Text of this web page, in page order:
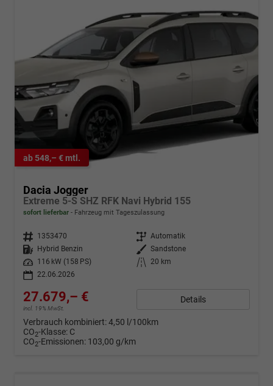
ab 548,– € mtl.
Dacia Jogger
Extreme 5-S SHZ RFK Navi Hybrid 155
sofort lieferbar Fahrzeug mit Tageszulassung
Fahrzeugnr. 1353470 Getriebe Automatik
Kraftstoff
Hybrid Benzin Außenfarbe Sandstone
Leistung
116 kW (158 PS) Kilometerstand
20 km
22.06.2026
27.679,– €
incl. 19% MwSt.
Details
Verbrauch kombiniert:4,50 l/100km
CO2-Klasse: C
CO2-Emissionen: 103,00 g/km